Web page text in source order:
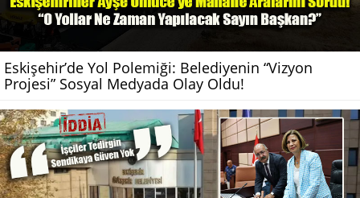
Eskişehir’de Yol Polemiği: Belediyenin “Vizyon
Projesi” Sosyal Medyada Olay Oldu!